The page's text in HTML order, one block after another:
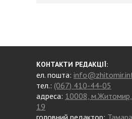
КОНТАКТИ РЕДАКЦІЇ:
ел. пошта:
тел.: (067) 410-44-05
адреса: 10008, м.Житомир,
19
головний редактор: